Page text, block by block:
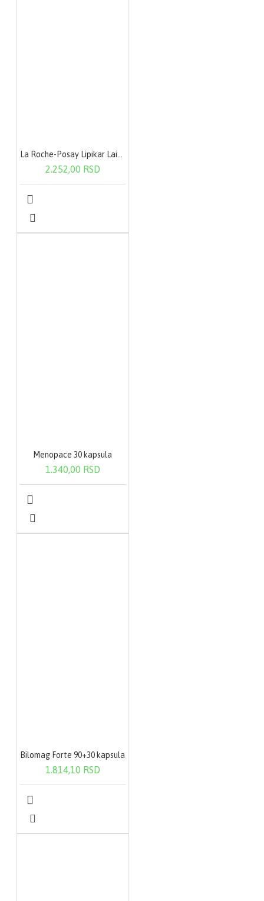
2.252,00 RSD
Menopace 30 kapsula
1.340,00 RSD
Bilomag Forte 90+30 kapsula
1.814,10 RSD